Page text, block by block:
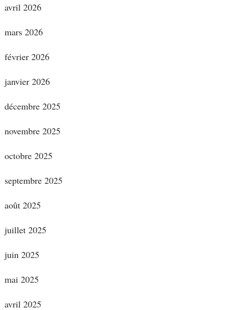
avril 2026
mars 2026
février 2026
janvier 2026
décembre 2025
novembre 2025
octobre 2025
septembre 2025
août 2025
juillet 2025
juin 2025
mai 2025
avril 2025